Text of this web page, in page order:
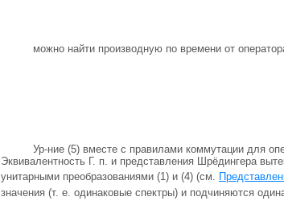
можно найти производную по времени от
Ур-ние (5) вместе с правилами коммутации для
Эквивалентность Г. п. и представления Шрёдингера
унитарными преобразованиями (1) и (4) (см.
значения (т. е. одинаковые спектры) и подчиняются